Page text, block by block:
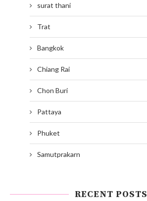
surat thani
Trat
Bangkok
Chiang Rai
Chon Buri
Pattaya
Phuket
Samutprakarn
RECENT POSTS